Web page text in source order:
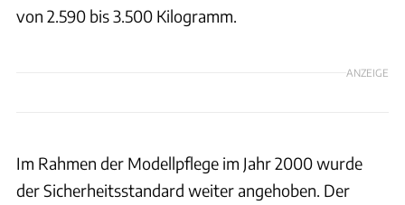
von 2.590 bis 3.500 Kilogramm.
ANZEIGE
Im Rahmen der Modellpflege im Jahr 2000 wurde
der Sicherheitsstandard weiter angehoben. Der